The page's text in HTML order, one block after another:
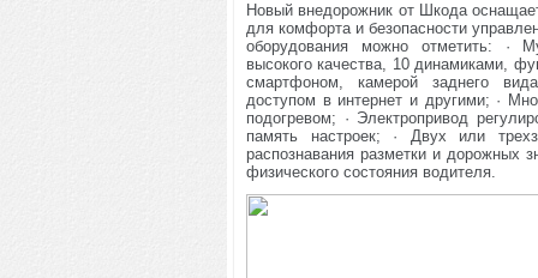
Новый внедорожник от Шкода
для комфорта и безопасности
оборудования можно отметить: ·
высокого качества, 10 динамиками,
смартфоном, камерой заднего
доступом в интернет и другими; ·
подогревом; · Электропривод
память настроек; · Двух или
распознавания разметки и дорожных
физического состояния водителя.